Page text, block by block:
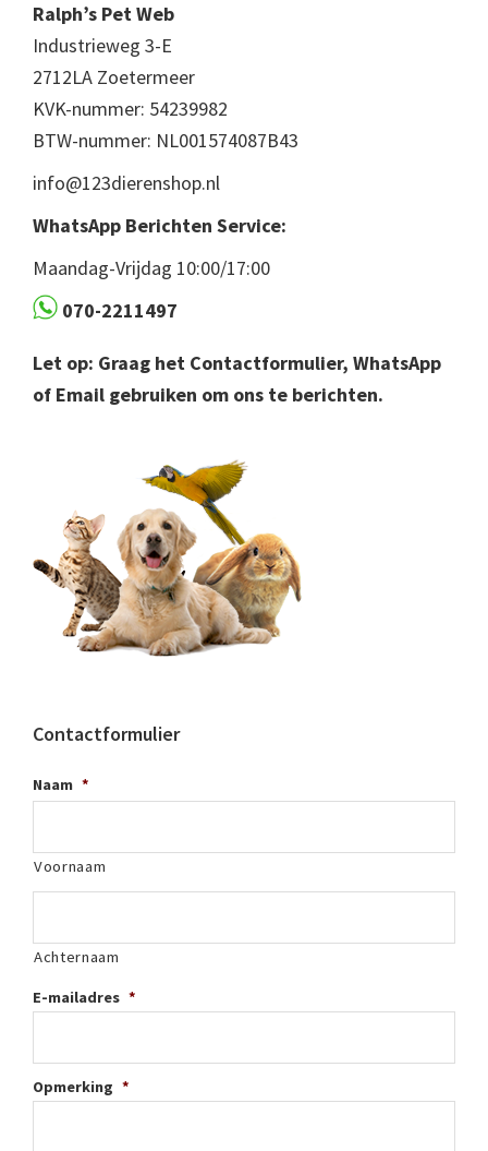
Ralph’s Pet Web
Industrieweg 3-E
2712LA Zoetermeer
KVK-nummer: 54239982
BTW-nummer: NL001574087B43
info@123dierenshop.nl
WhatsApp Berichten Service:
Maandag-Vrijdag 10:00/17:00
070-2211497
Let op: Graag het Contactformulier, WhatsApp
of Email gebruiken om ons te berichten.
Contactformulier
Naam *
Voornaam
Achternaam
E-mailadres *
Opmerking *